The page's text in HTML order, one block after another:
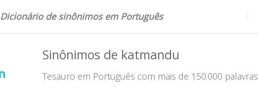
Dicionário de sinônimos em Português
Sinônimos de katmandu
Tesauro em Português com mais de 150.000 palavras